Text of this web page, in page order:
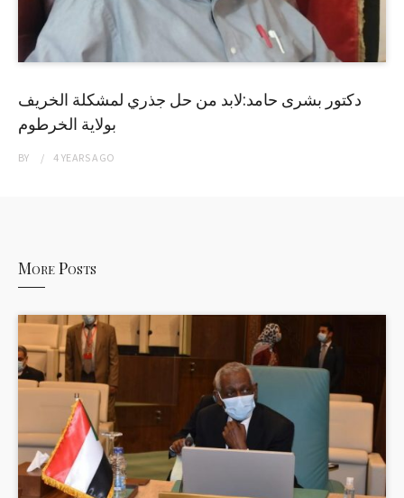
دكتور بشرى حامد:لابد من حل جذري لمشكلة الخريف
بولاية الخرطوم
BY 4 YEARSAGO
More Posts